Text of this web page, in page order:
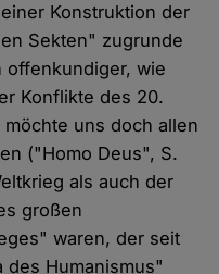
Konstruktion der
Sekten" zugrunde
offenkundiger, wie
Konflikte des 20.
uns doch allen
("Homo Deus", S.
als auch der
großen
waren, der seit
des Humanismus"